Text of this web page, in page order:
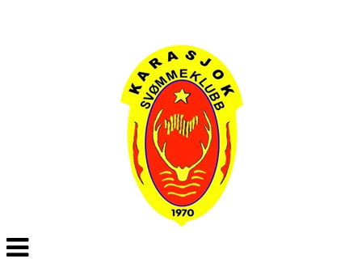
Veksle
navigasjon